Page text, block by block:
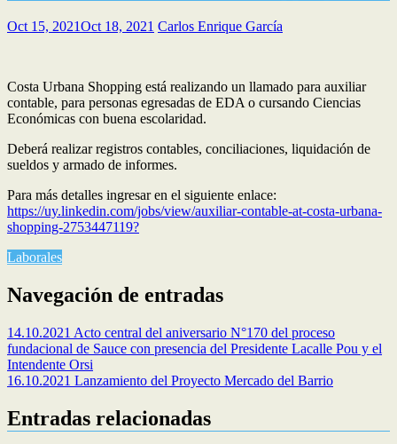
Oct 15, 2021Oct 18, 2021 Carlos Enrique García
Costa Urbana Shopping está realizando un llamado para auxiliar
contable, para personas egresadas de EDA o cursando Ciencias
Económicas con buena escolaridad.
Deberá realizar registros contables, conciliaciones, liquidación de
sueldos y armado de informes.
Para más detalles ingresar en el siguiente enlace:
https://uy.linkedin.com/jobs/view/auxiliar-contable-at-costa-urbana-
shopping-2753447119?
Laborales
Navegación de entradas
14.10.2021 Acto central del aniversario N°170 del proceso
fundacional de Sauce con presencia del Presidente Lacalle Pou y el
Intendente Orsi
16.10.2021 Lanzamiento del Proyecto Mercado del Barrio
Entradas relacionadas